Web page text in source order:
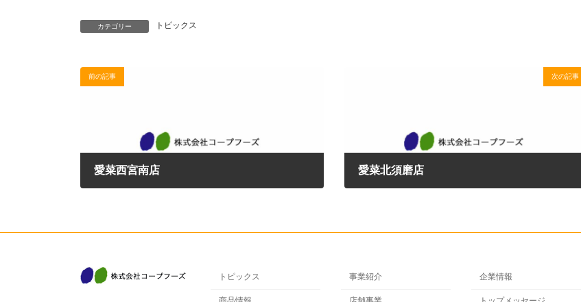
カテゴリー トピックス
前の記事
愛菜西宮南店
次の記事
愛菜北須磨店
トピックス 事業紹介 企業情報